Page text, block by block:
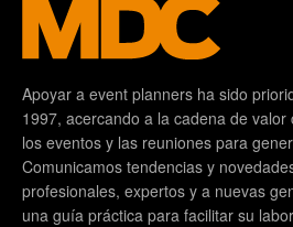
Apoyar a event planners ha sido
1997, acercando a la cadena de
los eventos y las reuniones para
Comunicamos tendencias y
profesionales, expertos y a nuevas
una guía práctica para facilitar su